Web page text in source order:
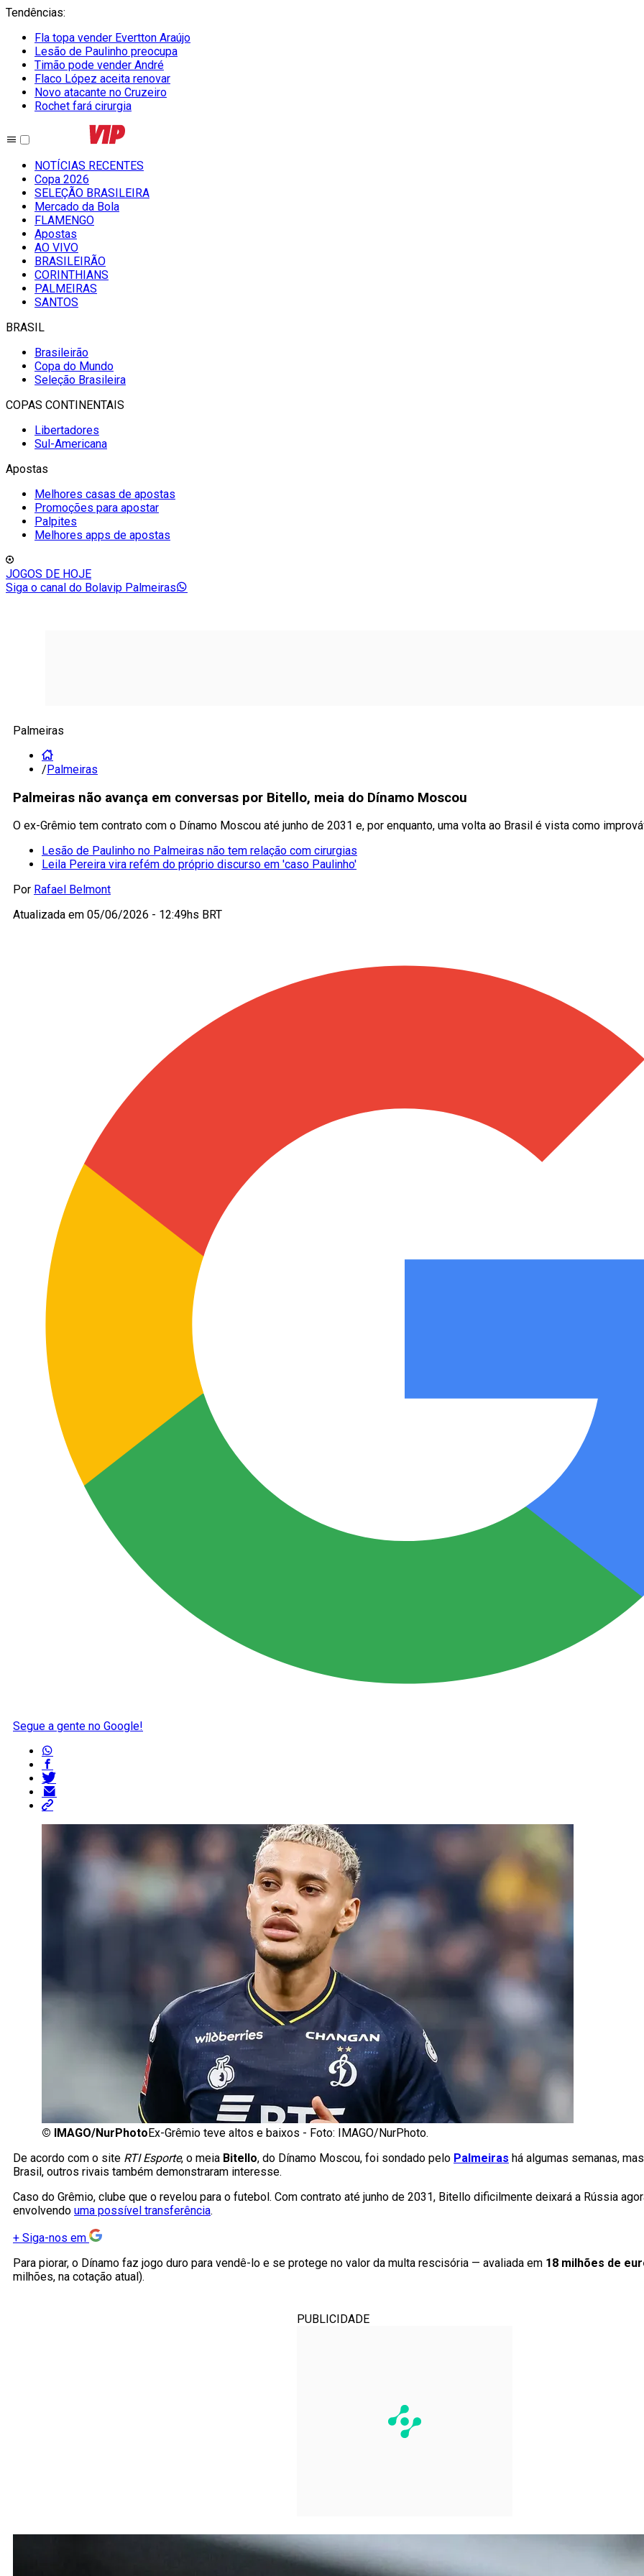
Tendências:
Fla topa vender Evertton Araújo
Lesão de Paulinho preocupa
Timão pode vender André
Flaco López aceita renovar
Novo atacante no Cruzeiro
Rochet fará cirurgia
NOTÍCIAS RECENTES
Copa 2026
SELEÇÃO BRASILEIRA
Mercado da Bola
FLAMENGO
Apostas
AO VIVO
BRASILEIRÃO
CORINTHIANS
PALMEIRAS
SANTOS
BRASIL
Brasileirão
Copa do Mundo
Seleção Brasileira
COPAS CONTINENTAIS
Libertadores
Sul-Americana
Apostas
Melhores casas de apostas
Promoções para apostar
Palpites
Melhores apps de apostas
JOGOS DE HOJE
Siga o canal do Bolavip Palmeiras
Palmeiras
/Palmeiras
Palmeiras não avança em conversas por Bitello, meia do Dínamo Moscou
O ex-Grêmio tem contrato com o Dínamo Moscou até junho de 2031 e, por enquanto, uma volta ao Brasil é vista como
Lesão de Paulinho no Palmeiras não tem relação com cirurgias
Leila Pereira vira refém do próprio discurso em 'caso Paulinho'
Por Rafael Belmont
Atualizada em 05/06/2026 - 12:49hs BRT
Segue a gente no Google!
© IMAGO/NurPhoto Ex-Grêmio teve altos e baixos - Foto: IMAGO/NurPhoto.
De acordo com o site RTI Esporte, o meia Bitello, do Dínamo Moscou, foi sondado pelo Palmeiras há algumas semanas,
Brasil, outros rivais também demonstraram interesse.
Caso do Grêmio, clube que o revelou para o futebol. Com contrato até junho de 2031, Bitello dificilmente deixará a Rússia
envolvendo uma possível transferência.
+ Siga-nos em
Para piorar, o Dínamo faz jogo duro para vendê-lo e se protege no valor da multa rescisória — avaliada em 18 milhões de
milhões, na cotação atual).
PUBLICIDADE